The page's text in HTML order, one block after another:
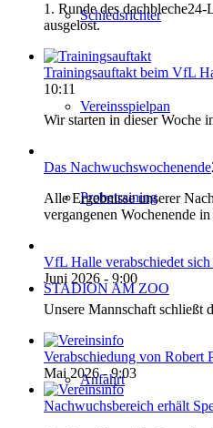
Schiedsrichter
Vereinsspielpan
Probetraining
STADION AM ZOO
Anfahrt
1. Runde des
ausgelost.
Trainingsauftakt beim VfL
10:11
Wir starten in dieser Woche
Das Nachwuchswochenende
Alle Ergebnisse unserer
vergangenen Wochenende
VfL Halle verabschiedet
Juni 2026 - 9:00
Unsere Mannschaft schließt
Verabschiedung von Robert
Mai 2026 - 9:03
Nachwuchsbereich erhält